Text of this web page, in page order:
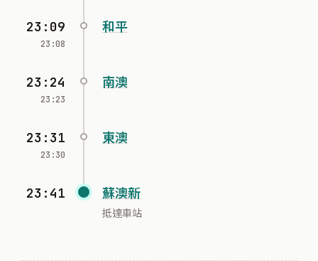
23:09
23:08
和平
23:24
23:23
南澳
23:31
23:30
東澳
23:41 蘇澳新
抵達車站